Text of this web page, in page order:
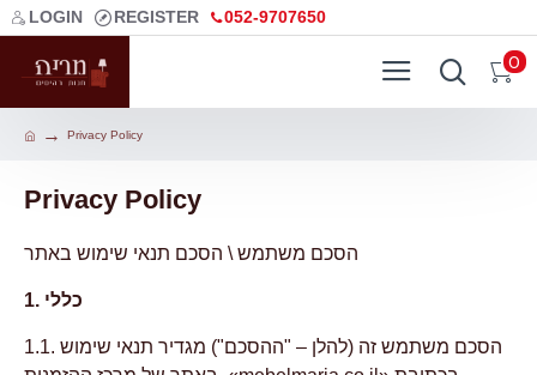
LOGIN REGISTER 052-9707650
0
Privacy Policy
Privacy Policy
הסכם משתמש \ הסכם תנאי שימוש באתר
1. כללי
1.1. הסכם משתמש זה (להלן – "ההסכם") מגדיר תנאי שימוש